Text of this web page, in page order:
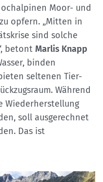
Moor- und
opfern. „Mitten in
sind solche
betont Marlis Knapp
binden
seltenen Tier-
Während
Wiederherstellung
soll ausgerechnet
Das ist